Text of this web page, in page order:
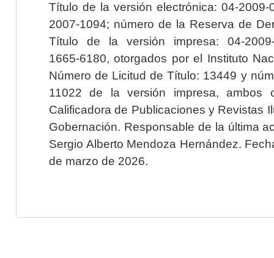
Título de la versión electrónica: 04-2009-
2007-1094; número de la Reserva de
Título de la versión impresa: 04-2009-
1665-6180, otorgados por el Instituto
Número de Licitud de Título: 13449 y
11022 de la versión impresa, ambos
Calificadora de Publicaciones y Revistas
Gobernación. Responsable de la última
Sergio Alberto Mendoza Hernández.
de marzo de 2026.